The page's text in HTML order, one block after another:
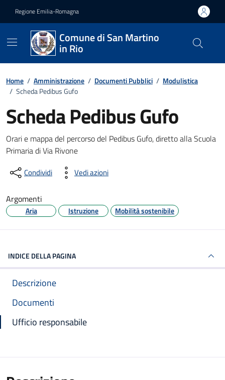
Regione Emilia-Romagna
Comune di San Martino
in Rio
Home / Amministrazione / Documenti Pubblici / Modulistica
/ Scheda Pedibus Gufo
Scheda Pedibus Gufo
Dettagli del documento
Orari e mappa del percorso del Pedibus Gufo, diretto alla Scuola
Primaria di Via Rivone
Condividi Vedi azioni
Argomenti
Aria Istruzione Mobilità sostenibile
INDICE DELLA PAGINA
Descrizione
Documenti
Ufficio responsabile